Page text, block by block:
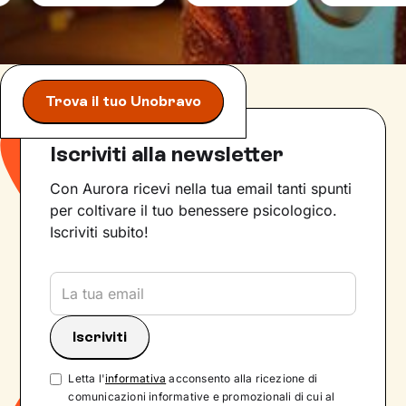
Trova il tuo Unobravo
Iscriviti alla newsletter
Con Aurora ricevi nella tua email tanti spunti
per coltivare il tuo benessere psicologico.
Iscriviti subito!
Letta l'informativa acconsento alla ricezione di
comunicazioni informative e promozionali di cui al